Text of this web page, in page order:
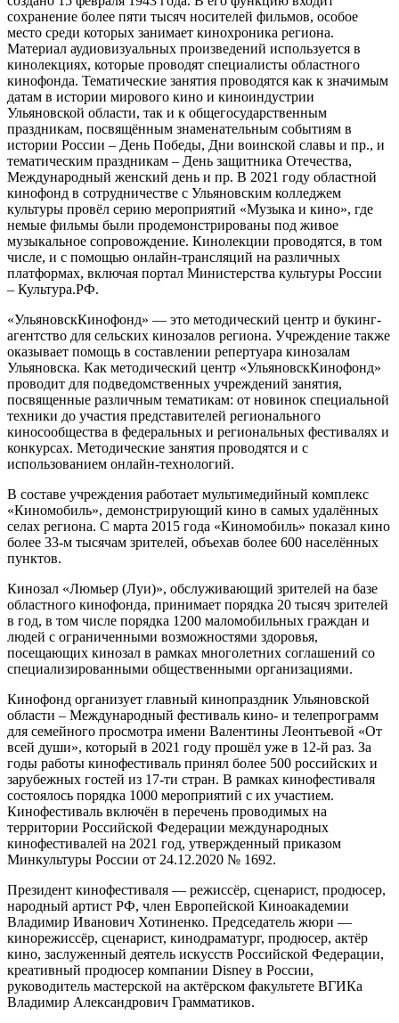
сохранение более пяти тысяч носителей фильмов, особое
место среди которых занимает кинохроника региона.
Материал аудиовизуальных произведений используется в
кинолекциях, которые проводят специалисты областного
кинофонда. Тематические занятия проводятся как к значимым
датам в истории мирового кино и киноиндустрии
Ульяновской области, так и к общегосударственным
праздникам, посвящённым знаменательным событиям в
истории России – День Победы, Дни воинской славы и пр., и
тематическим праздникам – День защитника Отечества,
Международный женский день и пр. В 2021 году областной
кинофонд в сотрудничестве с Ульяновским колледжем
культуры провёл серию мероприятий «Музыка и кино», где
немые фильмы были продемонстрированы под живое
музыкальное сопровождение. Кинолекции проводятся, в том
числе, и с помощью онлайн-трансляций на различных
платформах, включая портал Министерства культуры России
– Культура.РФ.
«УльяновскКинофонд» — это методический центр и букинг-
агентство для сельских кинозалов региона. Учреждение также
оказывает помощь в составлении репертуара кинозалам
Ульяновска. Как методический центр «УльяновскКинофонд»
проводит для подведомственных учреждений занятия,
посвященные различным тематикам: от новинок специальной
техники до участия представителей регионального
киносообщества в федеральных и региональных фестивалях и
конкурсах. Методические занятия проводятся и с
использованием онлайн-технологий.
В составе учреждения работает мультимедийный комплекс
«Киномобиль», демонстрирующий кино в самых удалённых
селах региона. С марта 2015 года «Киномобиль» показал кино
более 33-м тысячам зрителей, объехав более 600 населённых
пунктов.
Кинозал «Люмьер (Луи)», обслуживающий зрителей на базе
областного кинофонда, принимает порядка 20 тысяч зрителей
в год, в том числе порядка 1200 маломобильных граждан и
людей с ограниченными возможностями здоровья,
посещающих кинозал в рамках многолетних соглашений со
специализированными общественными организациями.
Кинофонд организует главный кинопраздник Ульяновской
области – Международный фестиваль кино- и телепрограмм
для семейного просмотра имени Валентины Леонтьевой «От
всей души», который в 2021 году прошёл уже в 12-й раз. За
годы работы кинофестиваль принял более 500 российских и
зарубежных гостей из 17-ти стран. В рамках кинофестиваля
состоялось порядка 1000 мероприятий с их участием.
Кинофестиваль включён в перечень проводимых на
территории Российской Федерации международных
кинофестивалей на 2021 год, утвержденный приказом
Минкультуры России от 24.12.2020 № 1692.
Президент кинофестиваля — режиссёр, сценарист, продюсер,
народный артист РФ, член Европейской Киноакадемии
Владимир Иванович Хотиненко. Председатель жюри —
кинорежиссёр, сценарист, кинодраматург, продюсер, актёр
кино, заслуженный деятель искусств Российской Федерации,
креативный продюсер компании Disney в России,
руководитель мастерской на актёрском факультете ВГИКа
Владимир Александрович Грамматиков.